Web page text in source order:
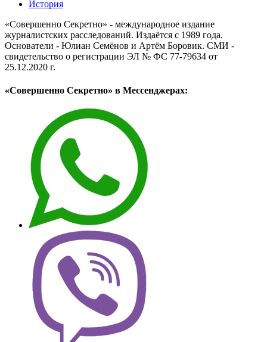
История
«Совершенно Секретно» - международное издание
журналистских расследований. Издаётся с 1989 года.
Основатели - Юлиан Семёнов и Артём Боровик. CМИ -
свидетельство о регистрации ЭЛ № ФС 77-79634 от
25.12.2020 г.
«Совершенно Секретно» в Мессенджерах: